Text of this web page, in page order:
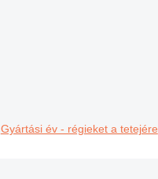
Gyártási év - régieket a tetejére